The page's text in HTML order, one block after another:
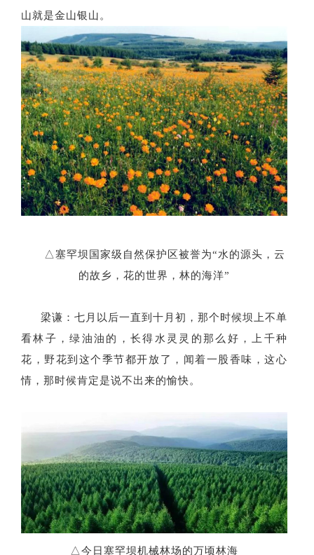
山就是金山银山。
△塞罕坝国家级自然保护区被誉为“水的源头，云
的故乡，花的世界，林的海洋”
梁谦：七月以后一直到十月初，那个时候坝上不单
看林子，绿油油的，长得水灵灵的那么好，上千种
花，野花到这个季节都开放了，闻着一股香味，这心
情，那时候肯定是说不出来的愉快。
△今日塞罕坝机械林场的万顷林海